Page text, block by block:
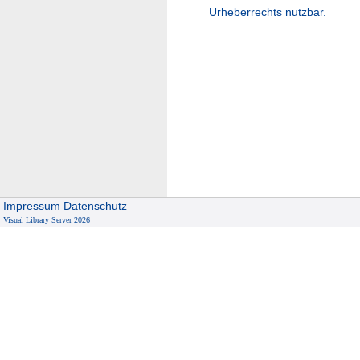
Urheberrechts nutzbar.
Impressum Datenschutz
Visual Library Server 2026